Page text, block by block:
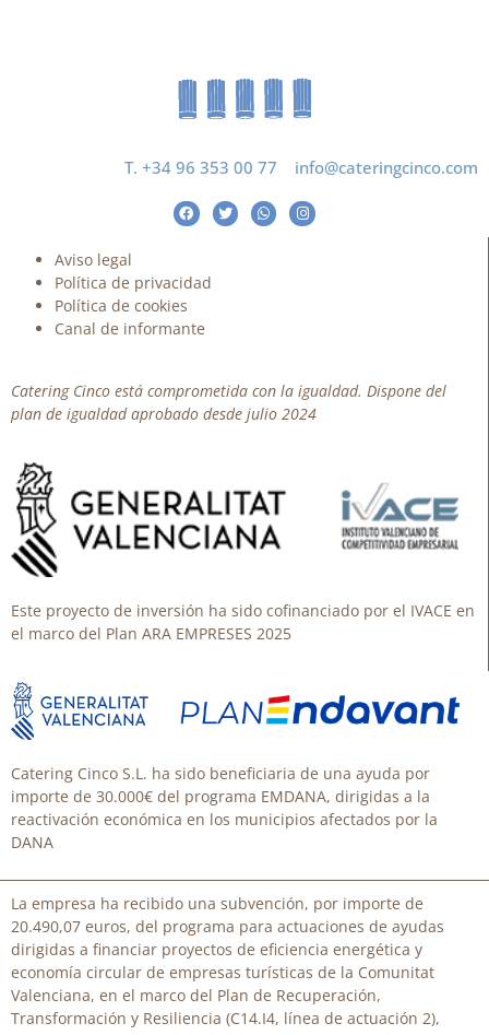
T. +34 96 353 00 77 info@cateringcinco.com
Aviso legal
Política de privacidad
Política de cookies
Canal de informante
Catering Cinco está comprometida con la igualdad. Dispone del
plan de igualdad aprobado desde julio 2024
Este proyecto de inversión ha sido cofinanciado por el IVACE en
el marco del Plan ARA EMPRESES 2025
Catering Cinco S.L. ha sido beneficiaria de una ayuda por
importe de 30.000€ del programa EMDANA, dirigidas a la
reactivación económica en los municipios afectados por la
DANA
La empresa ha recibido una subvención, por importe de
20.490,07 euros, del programa para actuaciones de ayudas
dirigidas a financiar proyectos de eficiencia energética y
economía circular de empresas turísticas de la Comunitat
Valenciana, en el marco del Plan de Recuperación,
Transformación y Resiliencia (C14.I4, línea de actuación 2),